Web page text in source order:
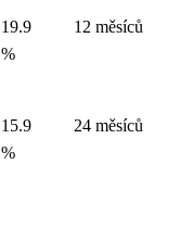
19.9
%
12 měsíců
15.9
%
24 měsíců